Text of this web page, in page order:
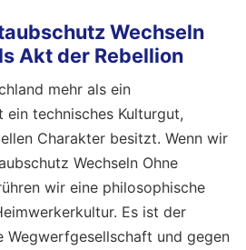
Wechseln
Akt der Rebellion
mehr als ein
technisches Kulturgut,
Charakter besitzt. Wenn wir
Wechseln Ohne
wir eine philosophische
Es ist der
Wegwerfgesellschaft und gegen